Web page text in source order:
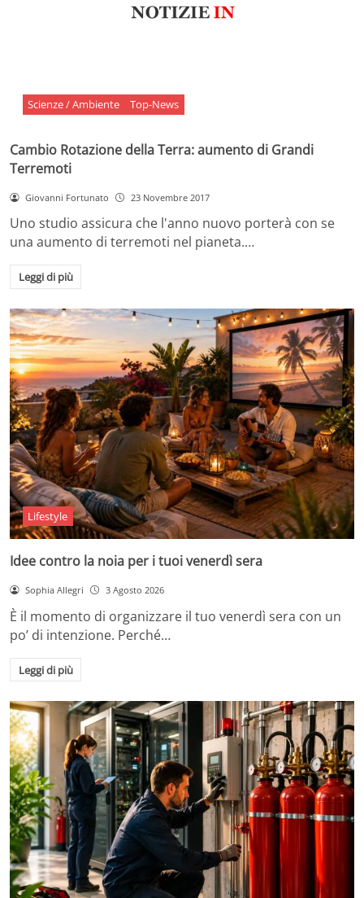
Scienze / Ambiente Top-News
Cambio Rotazione della Terra: aumento di Grandi
Terremoti
Giovanni Fortunato 23 Novembre 2017
Uno studio assicura che l'anno nuovo porterà con se
una aumento di terremoti nel pianeta.…
Leggi di più
Lifestyle
Idee contro la noia per i tuoi venerdì sera
Sophia Allegri 3 Agosto 2026
È il momento di organizzare il tuo venerdì sera con un
po’ di intenzione. Perché…
Leggi di più